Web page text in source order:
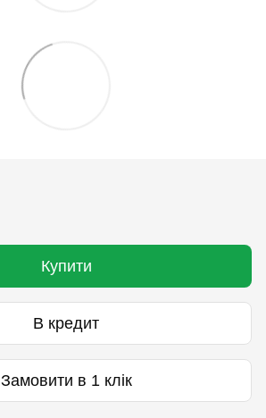
Купити
В кредит
Замовити в 1 клік